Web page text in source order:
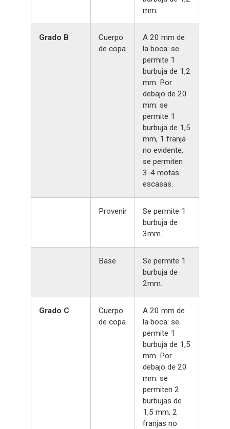
mm.
Grado B
Cuerpo
de copa
A 20 mm de
la boca: se
permite 1
burbuja de 1,2
mm. Por
debajo de 20
mm: se
permite 1
burbuja de 1,5
mm, 1 franja
no evidente,
se permiten
3-4 motas
escasas.
Provenir
Se permite 1
burbuja de
3mm.
Base
Se permite 1
burbuja de
2mm.
Grado C
Cuerpo
de copa
A 20 mm de
la boca: se
permite 1
burbuja de 1,5
mm. Por
debajo de 20
mm: se
permiten 2
burbujas de
1,5 mm, 2
franjas no